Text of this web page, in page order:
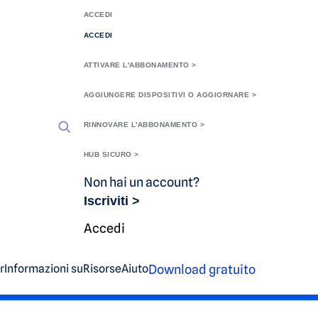
ACCEDI
ACCEDI
ATTIVARE L'ABBONAMENTO >
AGGIUNGERE DISPOSITIVI O AGGIORNARE >
RINNOVARE L'ABBONAMENTO >
HUB SICURO >
Non hai un account?
Iscriviti >
Accedi
Informazioni suRisorseAiutoDownload gratuito